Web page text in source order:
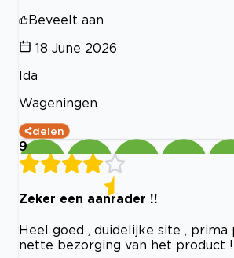
Beveelt aan
18 June 2026
Ida
Wageningen
delen
9
Zeker een aanrader !!
Heel goed , duidelijke site , prima
nette bezorging van het product